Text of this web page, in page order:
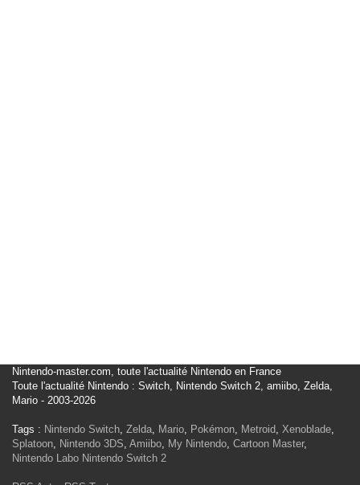
Nintendo-master.com, toute l'actualité Nintendo en France
Toute l'actualité Nintendo : Switch, Nintendo Switch 2, amiibo, Zelda,
Mario - 2003-2026
Tags : Nintendo Switch, Zelda, Mario, Pokémon, Metroid, Xenoblade,
Splatoon, Nintendo 3DS, Amiibo, My Nintendo, Cartoon Master,
Nintendo Labo Nintendo Switch 2